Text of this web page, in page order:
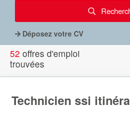
Déposez votre CV
52 offres d'emploi
trouvées
Technicien ssi